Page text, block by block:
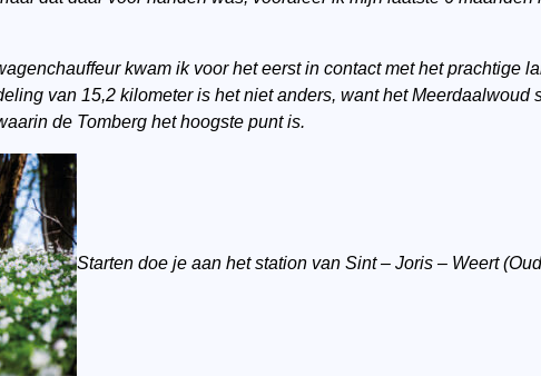
kwam ik voor het eerst in contact met het prachtige
van 15,2 kilometer is het niet anders, want het Meerdaalwoud
de Tomberg het hoogste punt is.
Starten doe je aan het station van Sint – Joris – Weert